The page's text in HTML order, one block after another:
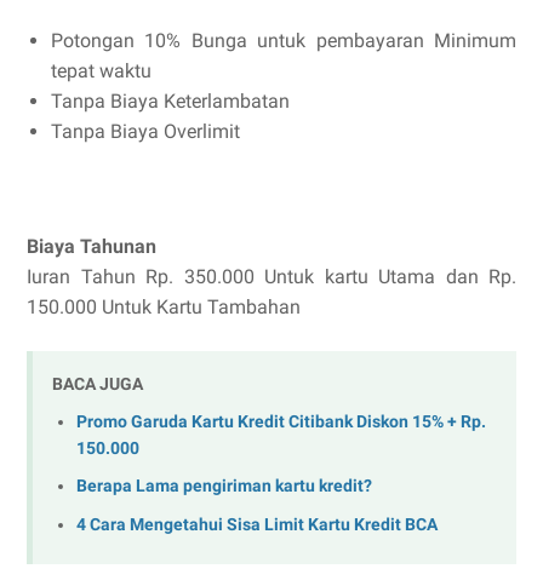
Potongan 10% Bunga untuk pembayaran Minimum
tepat waktu
Tanpa Biaya Keterlambatan
Tanpa Biaya Overlimit
Biaya Tahunan
Iuran Tahun Rp. 350.000 Untuk kartu Utama dan Rp.
150.000 Untuk Kartu Tambahan
BACA JUGA
Promo Garuda Kartu Kredit Citibank Diskon 15% + Rp.
150.000
Berapa Lama pengiriman kartu kredit?
4 Cara Mengetahui Sisa Limit Kartu Kredit BCA